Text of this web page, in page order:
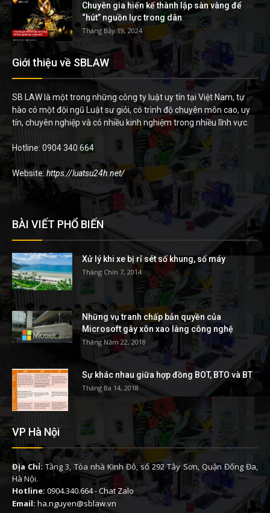
Chuyên gia hiến kế thành lập sàn vàng để
“hút” nguồn lực trong dân
Tháng Bảy 19, 2024
Giới thiệu về SBLAW
SB LAW là một trong những công ty luật uy tín tại Việt Nam, tự
hào có một đội ngũ Luật sư giỏi, có trình độ chuyên môn cao, uy
tín, chuyên nghiệp và có nhiều kinh nghiệm trong nhiều lĩnh vực.
Hotline: 0904 340 664
Website: https://luatsu24h.net/
BÀI VIẾT PHỔ BIẾN
Xử lý khi xe bị rỉ sét số khung, số máy
Tháng Chín 7, 2014
Những vụ tranh chấp bản quyền của
Microsoft gây xôn xao làng công nghệ
Tháng Năm 22, 2018
Sự khác nhau giữa hợp đồng BOT, BTO và BT
Tháng Ba 14, 2018
VP Hà Nội
Địa Chỉ: Tầng 3, Tòa nhà Kinh Đô, số 292 Tây Sơn, Quận Đống Đa,
Hà Nội.
Hotline: 0904.340.664-Chat Zalo
Email: ha.nguyen@sblaw.vn